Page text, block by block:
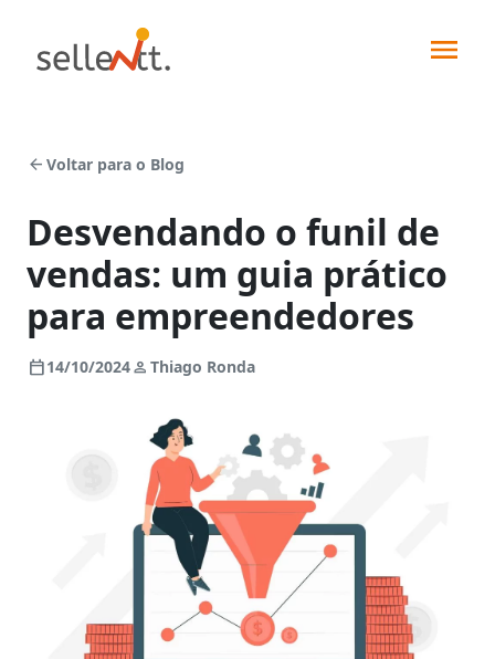
Soluções
vendas
Pedidos
Digitais
Política
Indústrias
Distribuidores
Integrações
ERPs
integrados
disponíveis
Sellentt+
ganhe
arrow_back Voltar para o Blog
Desvendando o funil de
vendas: um guia prático
para empreendedores
calendar_today14/10/2024person Thiago Ronda